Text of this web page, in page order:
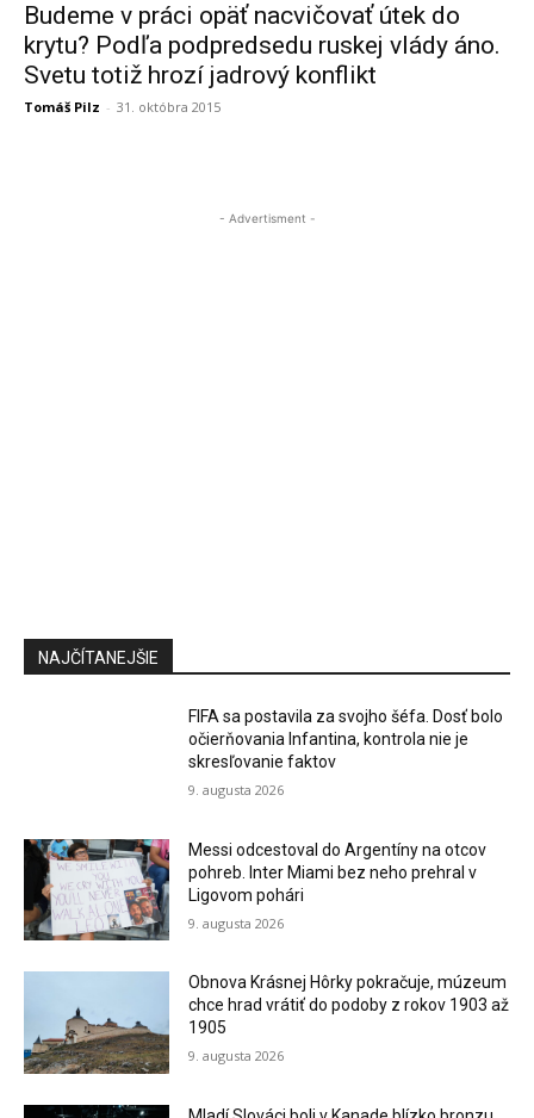
Budeme v práci opäť nacvičovať útek do
krytu? Podľa podpredsedu ruskej vlády áno.
Svetu totiž hrozí jadrový konflikt
Tomáš Pilz - 31. októbra 2015
- Advertisment -
NAJČÍTANEJŠIE
FIFA sa postavila za svojho šéfa. Dosť bolo
očierňovania Infantina, kontrola nie je
skresľovanie faktov
9. augusta 2026
Messi odcestoval do Argentíny na otcov
pohreb. Inter Miami bez neho prehral v
Ligovom pohári
9. augusta 2026
Obnova Krásnej Hôrky pokračuje, múzeum
chce hrad vrátiť do podoby z rokov 1903 až
1905
9. augusta 2026